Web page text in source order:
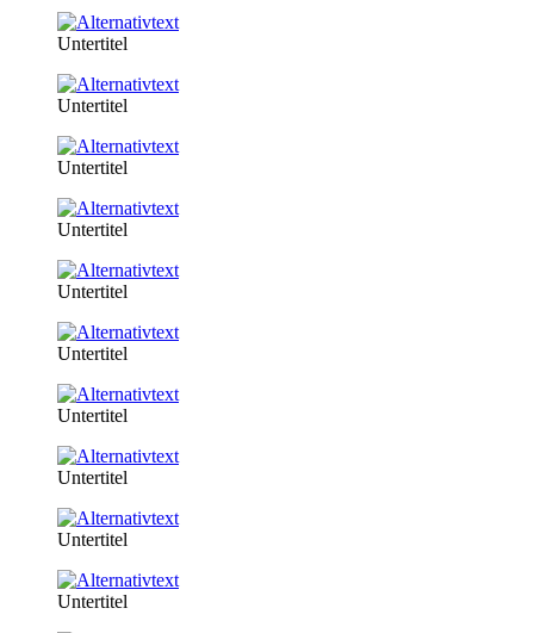
Untertitel
Untertitel
Untertitel
Untertitel
Untertitel
Untertitel
Untertitel
Untertitel
Untertitel
Untertitel